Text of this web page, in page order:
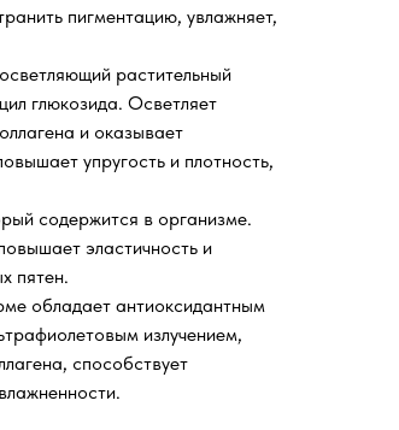
пигментацию, увлажняет,
растительный
глюкозида. Осветляет
и оказывает
упругость и плотность,
содержится в организме.
эластичность и
пятен.
обладает антиоксидантным
излучением,
способствует